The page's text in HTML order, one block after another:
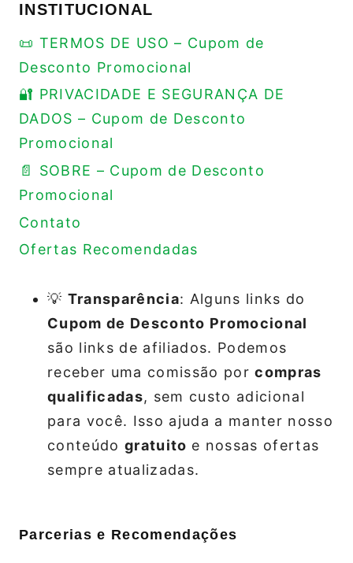
INSTITUCIONAL
📜 TERMOS DE USO – Cupom de
Desconto Promocional
🔐 PRIVACIDADE E SEGURANÇA DE
DADOS – Cupom de Desconto
Promocional
📄 SOBRE – Cupom de Desconto
Promocional
Contato
Ofertas Recomendadas
💡 Transparência: Alguns links do
Cupom de Desconto Promocional
são links de afiliados. Podemos
receber uma comissão porcompras
qualificadas, sem custo adicional
para você. Isso ajuda a manter nosso
conteúdo gratuito e nossas ofertas
sempre atualizadas.
Parcerias e Recomendações